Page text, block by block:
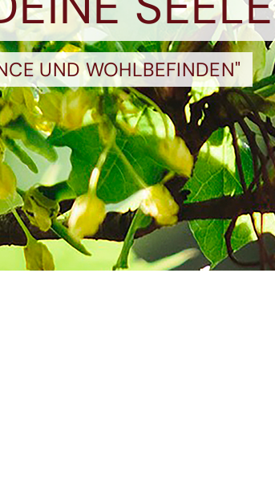
UND WOHLBEFINDEN"